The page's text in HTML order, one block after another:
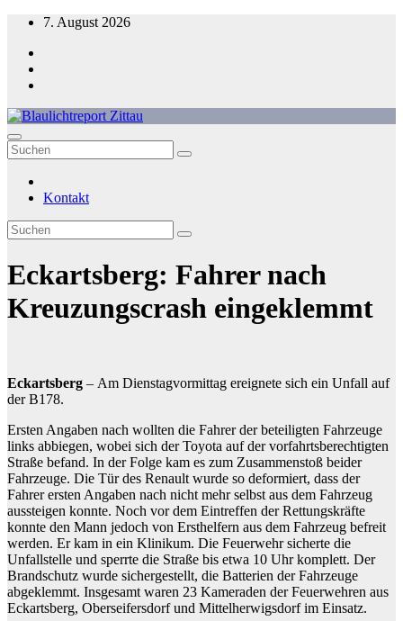
Zum
springen
7. August 2026
Blaulichtreport Zittau
Kontakt
Eckartsberg: Fahrer nach
Kreuzungscrash eingeklemmt
Eckartsberg – Am Dienstagvormittag ereignete sich ein Unfall auf
der B178.
Ersten Angaben nach wollten die Fahrer der beteiligten Fahrzeuge
links abbiegen, wobei sich der Toyota auf der vorfahrtsberechtigten
Straße befand. In der Folge kam es zum Zusammenstoß beider
Fahrzeuge. Die Tür des Renault wurde so deformiert, dass der
Fahrer ersten Angaben nach nicht mehr selbst aus dem Fahrzeug
aussteigen konnte. Noch vor dem Eintreffen der Rettungskräfte
konnte den Mann jedoch von Ersthelfern aus dem Fahrzeug befreit
werden. Er kam in ein Klinikum. Die Feuerwehr sicherte die
Unfallstelle und sperrte die Straße bis etwa 10 Uhr komplett. Der
Brandschutz wurde sichergestellt, die Batterien der Fahrzeuge
abgeklemmt. Insgesamt waren 23 Kameraden der Feuerwehren aus
Eckartsberg, Oberseifersdorf und Mittelherwigsdorf im Einsatz.